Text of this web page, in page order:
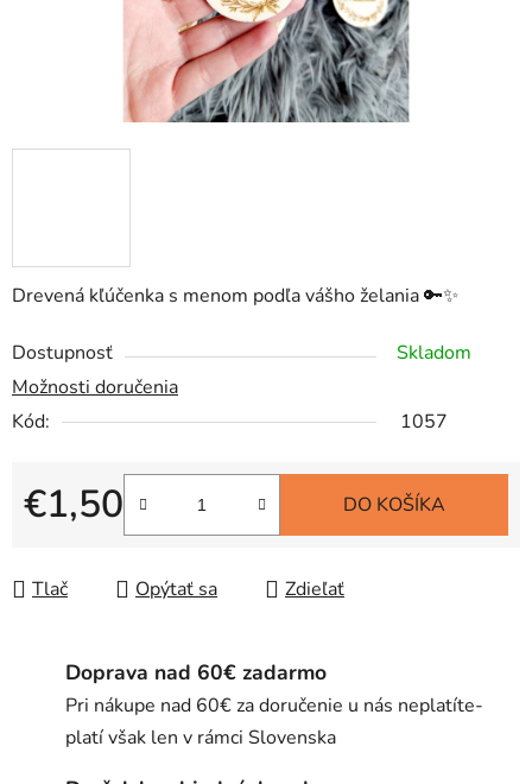
Drevená kľúčenka s menom podľa vášho želania 🔑✨
Dostupnosť
Skladom
Možnosti doručenia
Kód:
1057
€1,50
Jednotková cena:
DO KOŠÍKA
Tlač Opýtať sa Zdieľať
Doprava nad 60€ zadarmo
Pri nákupe nad 60€ za doručenie u nás neplatíte-
platí však len v rámci Slovenska